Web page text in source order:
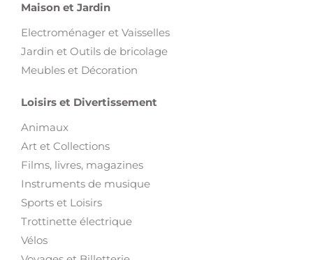
Maison et Jardin
Electroménager et Vaisselles
Jardin et Outils de bricolage
Meubles et Décoration
Loisirs et Divertissement
Animaux
Art et Collections
Films, livres, magazines
Instruments de musique
Sports et Loisirs
Trottinette électrique
Vélos